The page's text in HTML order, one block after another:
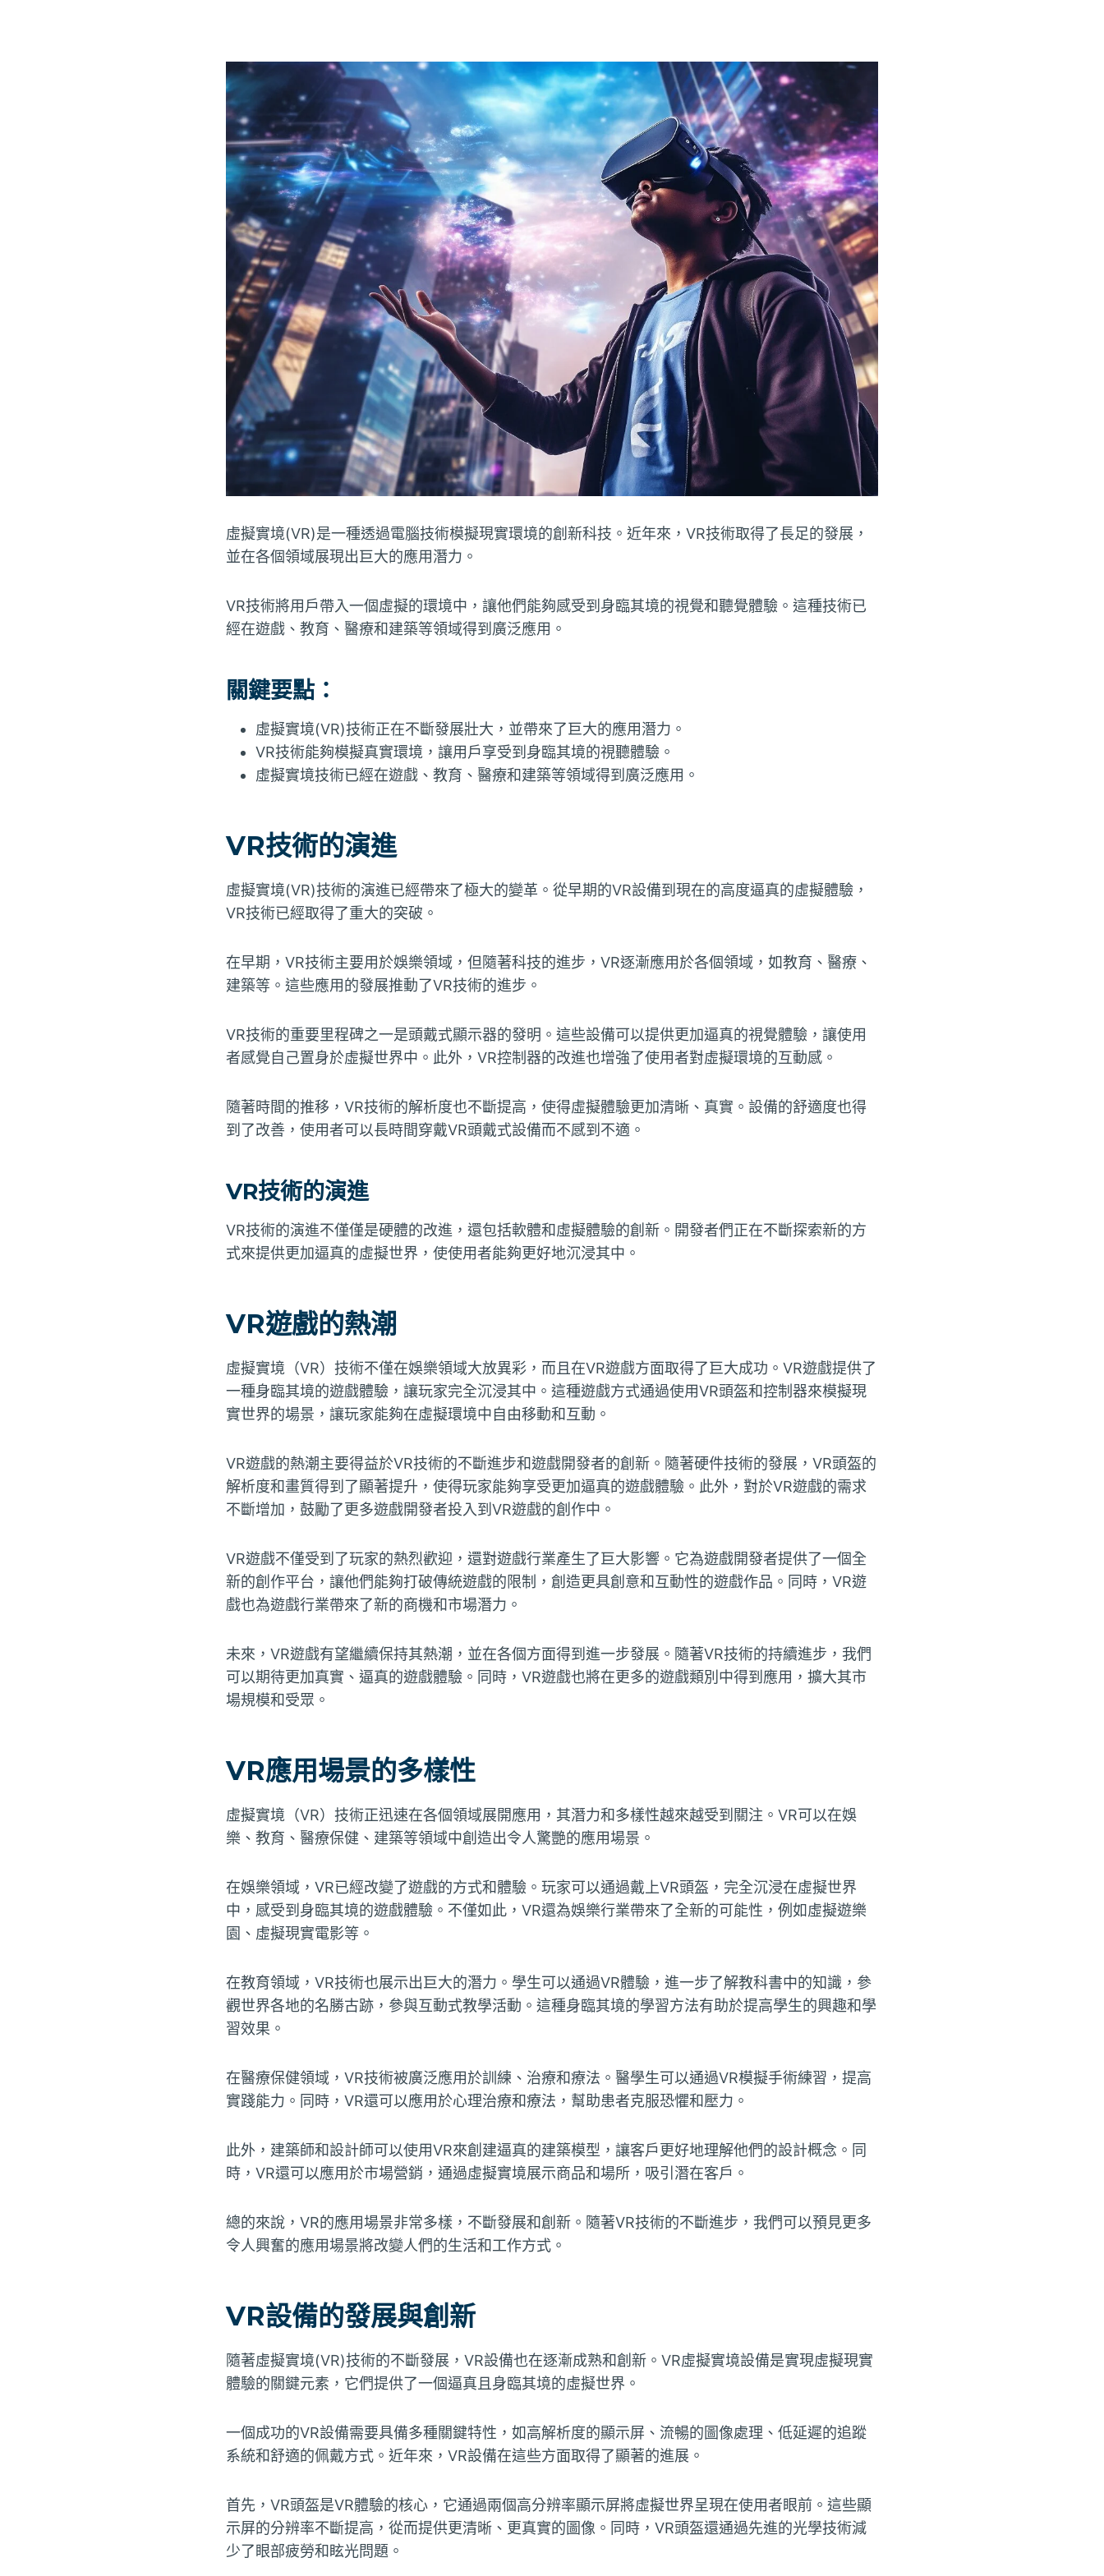
虛擬實境(VR)是一種透過電腦技術模擬現實環境的創新科技。近年來，VR技術取得了長足的發展，
並在各個領域展現出巨大的應用潛力。
VR技術將用戶帶入一個虛擬的環境中，讓他們能夠感受到身臨其境的視覺和聽覺體驗。這種技術已
經在遊戲、教育、醫療和建築等領域得到廣泛應用。
關鍵要點：
虛擬實境(VR)技術正在不斷發展壯大，並帶來了巨大的應用潛力。
VR技術能夠模擬真實環境，讓用戶享受到身臨其境的視聽體驗。
虛擬實境技術已經在遊戲、教育、醫療和建築等領域得到廣泛應用。
VR技術的演進
虛擬實境(VR)技術的演進已經帶來了極大的變革。從早期的VR設備到現在的高度逼真的虛擬體驗，
VR技術已經取得了重大的突破。
在早期，VR技術主要用於娛樂領域，但隨著科技的進步，VR逐漸應用於各個領域，如教育、醫療、
建築等。這些應用的發展推動了VR技術的進步。
VR技術的重要里程碑之一是頭戴式顯示器的發明。這些設備可以提供更加逼真的視覺體驗，讓使用
者感覺自己置身於虛擬世界中。此外，VR控制器的改進也增強了使用者對虛擬環境的互動感。
隨著時間的推移，VR技術的解析度也不斷提高，使得虛擬體驗更加清晰、真實。設備的舒適度也得
到了改善，使用者可以長時間穿戴VR頭戴式設備而不感到不適。
VR技術的演進
VR技術的演進不僅僅是硬體的改進，還包括軟體和虛擬體驗的創新。開發者們正在不斷探索新的方
式來提供更加逼真的虛擬世界，使使用者能夠更好地沉浸其中。
VR遊戲的熱潮
虛擬實境（VR）技術不僅在娛樂領域大放異彩，而且在VR遊戲方面取得了巨大成功。VR遊戲提供了
一種身臨其境的遊戲體驗，讓玩家完全沉浸其中。這種遊戲方式通過使用VR頭盔和控制器來模擬現
實世界的場景，讓玩家能夠在虛擬環境中自由移動和互動。
VR遊戲的熱潮主要得益於VR技術的不斷進步和遊戲開發者的創新。隨著硬件技術的發展，VR頭盔的
解析度和畫質得到了顯著提升，使得玩家能夠享受更加逼真的遊戲體驗。此外，對於VR遊戲的需求
不斷增加，鼓勵了更多遊戲開發者投入到VR遊戲的創作中。
VR遊戲不僅受到了玩家的熱烈歡迎，還對遊戲行業產生了巨大影響。它為遊戲開發者提供了一個全
新的創作平台，讓他們能夠打破傳統遊戲的限制，創造更具創意和互動性的遊戲作品。同時，VR遊
戲也為遊戲行業帶來了新的商機和市場潛力。
未來，VR遊戲有望繼續保持其熱潮，並在各個方面得到進一步發展。隨著VR技術的持續進步，我們
可以期待更加真實、逼真的遊戲體驗。同時，VR遊戲也將在更多的遊戲類別中得到應用，擴大其市
場規模和受眾。
VR應用場景的多樣性
虛擬實境（VR）技術正迅速在各個領域展開應用，其潛力和多樣性越來越受到關注。VR可以在娛
樂、教育、醫療保健、建築等領域中創造出令人驚艷的應用場景。
在娛樂領域，VR已經改變了遊戲的方式和體驗。玩家可以通過戴上VR頭盔，完全沉浸在虛擬世界
中，感受到身臨其境的遊戲體驗。不僅如此，VR還為娛樂行業帶來了全新的可能性，例如虛擬遊樂
園、虛擬現實電影等。
在教育領域，VR技術也展示出巨大的潛力。學生可以通過VR體驗，進一步了解教科書中的知識，參
觀世界各地的名勝古跡，參與互動式教學活動。這種身臨其境的學習方法有助於提高學生的興趣和學
習效果。
在醫療保健領域，VR技術被廣泛應用於訓練、治療和療法。醫學生可以通過VR模擬手術練習，提高
實踐能力。同時，VR還可以應用於心理治療和療法，幫助患者克服恐懼和壓力。
此外，建築師和設計師可以使用VR來創建逼真的建築模型，讓客戶更好地理解他們的設計概念。同
時，VR還可以應用於市場營銷，通過虛擬實境展示商品和場所，吸引潛在客戶。
總的來說，VR的應用場景非常多樣，不斷發展和創新。隨著VR技術的不斷進步，我們可以預見更多
令人興奮的應用場景將改變人們的生活和工作方式。
VR設備的發展與創新
隨著虛擬實境(VR)技術的不斷發展，VR設備也在逐漸成熟和創新。VR虛擬實境設備是實現虛擬現實
體驗的關鍵元素，它們提供了一個逼真且身臨其境的虛擬世界。
一個成功的VR設備需要具備多種關鍵特性，如高解析度的顯示屏、流暢的圖像處理、低延遲的追蹤
系統和舒適的佩戴方式。近年來，VR設備在這些方面取得了顯著的進展。
首先，VR頭盔是VR體驗的核心，它通過兩個高分辨率顯示屏將虛擬世界呈現在使用者眼前。這些顯
示屏的分辨率不斷提高，從而提供更清晰、更真實的圖像。同時，VR頭盔還通過先進的光學技術減
少了眼部疲勞和眩光問題。